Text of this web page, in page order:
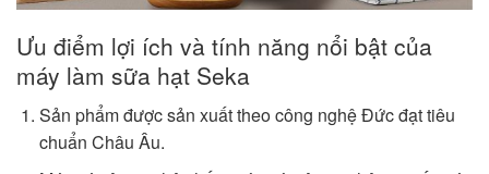
Ưu điểm lợi ích và tính năng nổi bật của
máy làm sữa hạt Seka
Sản phẩm được sản xuất theo công nghệ Đức đạt tiêu
chuẩn Châu Âu.